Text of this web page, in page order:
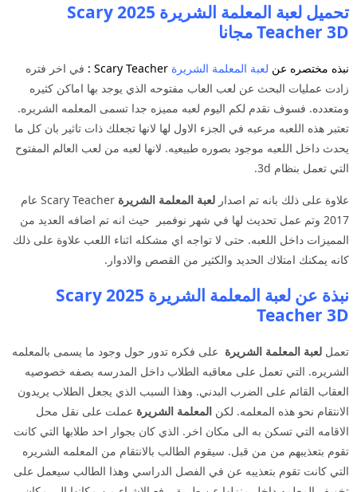
تحميل لعبة المعلمة الشريرة 2025 Scary
Teacher 3D مجانا
نبذه مختصره عن لعبة المعلمة الشريرة
في اخر فتره
زادت عمليات البحث عن لعب العاب مفتوحه الذي يوجد بها اماكن كثيره
ومتعدده. فسوف نقدم لكم اليوم لعبه مميزه جدا تسمى المعلمه الشريره.
تعتبر هذه اللعبه مرعبه في الجزء الاول لها لانها تجعلك ذات تاثير بان كل ما
يحدث داخل اللعبه موجود بصوره طبيعيه. لانها لعبه من لعب العالم المفتوح
التي تعمل بنظام 3d.
علاوة على ذلك بانه تم اصدار لعبة المعلمة الشريرة
Scary Teacher عام
2017 وتم عمل تحديث لها في شهر نوفمبر حيث انه تم اضافه العديد من
المميزات داخل اللعبه. حتى لا تواجه اي مشكله اثناء اللعب علاوة على ذلك
كانه يمكنك امتلاك الحديد والكثير من القصص والادوار.
نبذة عن لعبة المعلمة الشريرة 2025 Scary
Teacher 3D
تعمل لعبة المعلمة الشريرة على فكره تدور حول وجود ما يسمى بالمعلمه
الشريره. التي تعمل على معاقبه الطلاب داخل المدرسه بصفه خصوصيه
العقاب القائم على الضرب البدني. وهذا السبب الذي يجعل الطلاب يريدون
الانتقام نحو هذه المعلمه. لكن المعلمة الشريرة عملت على نقل محل
الاقامه التي تسكن به الى مكان اخر. الذي كان بجوار احد طلابها التي كانت
تقوم بتعذيبهم من من قبل. سيقوم الطالب بالانتقام من المعلمه الشريره
التي كانت تقوم بتعذيبه عن في الفصل الدراسي وهذا الطالب سيعمل على